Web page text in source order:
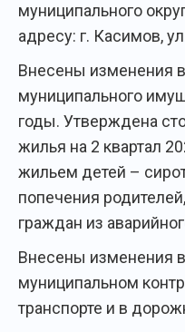
муниципального
адресу: г. Касимов,
Внесены изменения
муниципального
годы. Утверждена
жилья на 2 квартал
жильем детей –
попечения
граждан из
Внесены изменения
муниципальном
транспорте и в